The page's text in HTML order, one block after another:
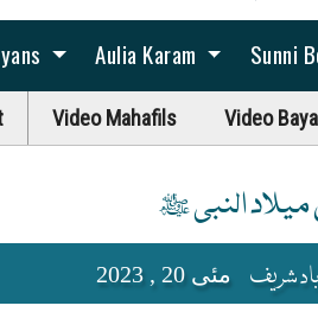
Aulia Karam Sunni
Video Mahafils Video
النبی ﷺ
مئی 20 , 2023 شریف